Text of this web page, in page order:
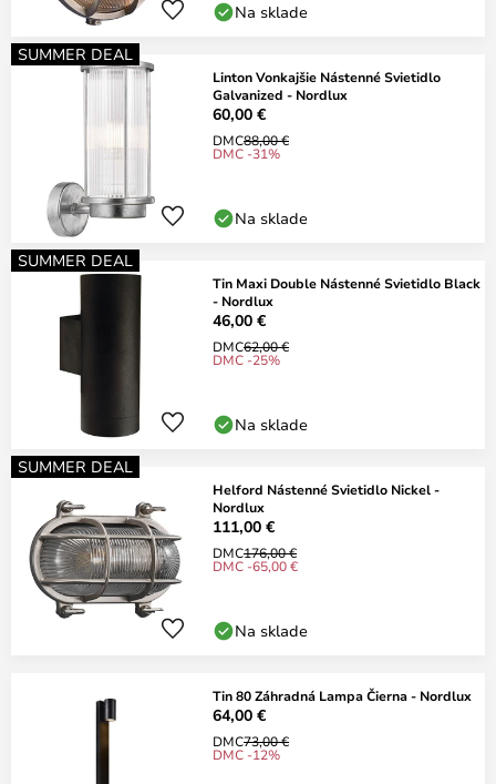
Na sklade
SUMMER DEAL
Linton Vonkajšie Nástenné Svietidlo
Galvanized - Nordlux
60,00 €
DMC88,00 €
DMC -31%
Na sklade
SUMMER DEAL
Tin Maxi Double Nástenné Svietidlo Black
- Nordlux
46,00 €
DMC62,00 €
DMC -25%
Na sklade
SUMMER DEAL
Helford Nástenné Svietidlo Nickel -
Nordlux
111,00 €
DMC176,00 €
DMC -65,00 €
Na sklade
Tin 80 Záhradná Lampa Čierna - Nordlux
64,00 €
DMC73,00 €
DMC -12%